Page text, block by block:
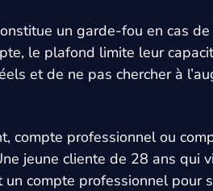
un garde-fou en cas
le plafond limite leur
et de ne pas chercher à
professionnel ou
jeune cliente de 28 ans qui
un compte professionnel pour